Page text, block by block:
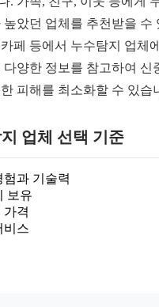
높았던 업체를 추천받을 수
페 등에서 누수탐지 업체
다양한 정보를 참고하여 신
피해를 최소화할 수 있습
업체 선택 기준
험과 기술력
보유
가격
비스